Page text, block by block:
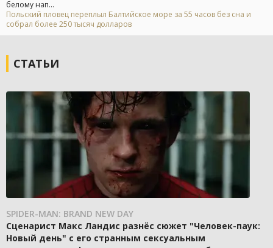
белому нап...
Польский пловец переплыл Балтийское море за 55 часов без сна и
собрал более 250 тысяч долларов
СТАТЬИ
SPIDER-MAN: BRAND NEW DAY
Сценарист Макс Ландис разнёс сюжет "Человек-паук:
Новый день" с его странным сексуальным